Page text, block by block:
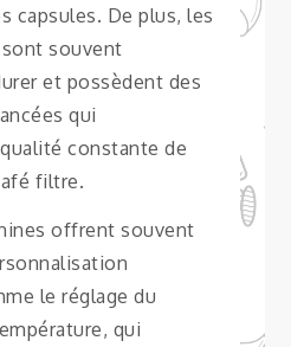
capsules. De plus, les
souvent
et possèdent des
qui
constante de
filtre.
offrent souvent
le réglage du
qui